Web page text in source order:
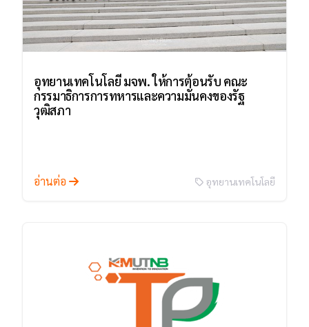
อุทยานเทคโนโลยี มจพ. ให้การต้อนรับ คณะ
กรรมาธิการการทหารและความมั่นคงของรัฐ
วุฒิสภา
อ่านต่อ อุทยานเทคโนโลยี